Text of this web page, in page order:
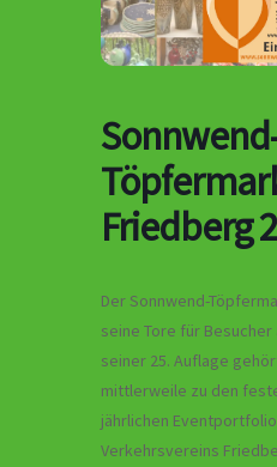
Friedberg
Der Sonnwend-
seine Tore für Besucher
seiner 25. Auflage
mittlerweile zu den
jährlichen
Verkehrsvereins